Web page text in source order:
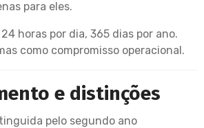
para eles.
horas por dia, 365 dias por ano.
como compromisso operacional.
e distinções
pelo segundo ano